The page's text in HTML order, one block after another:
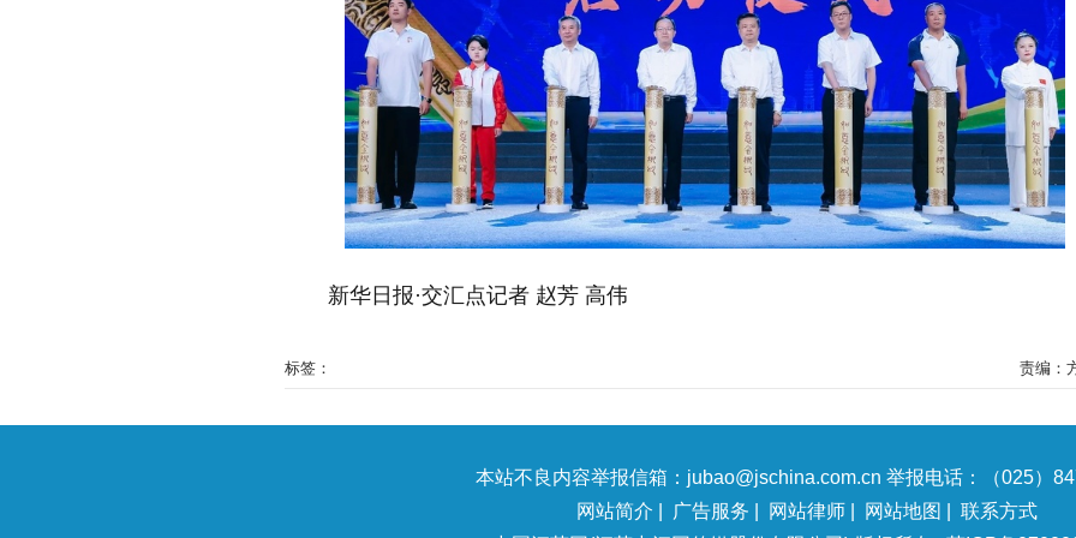
新华日报·交汇点记者 赵芳 高伟
标签： 责编：
本站不良内容举报信箱：jubao@jschina.com.cn 举报电话：（025）
网站简介
广告服务 网站律师 网站地图
联系方式